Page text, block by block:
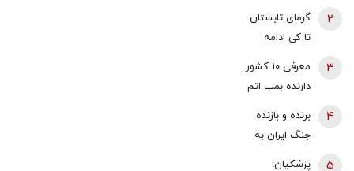
جنگ:
همین‌جوری
نگویید بزن/
تبعاتش را هم
باید دید
گرمای تابستان
تا کی ادامه
گرما در پیش
داریم
2
معرفی 10 کشور
دارنده بمب اتم
کشور بیشترین
بمب اتم را
دارد؟ +
3
برنده و بازنده
جنگ ایران به
4
پزشکیان: 5